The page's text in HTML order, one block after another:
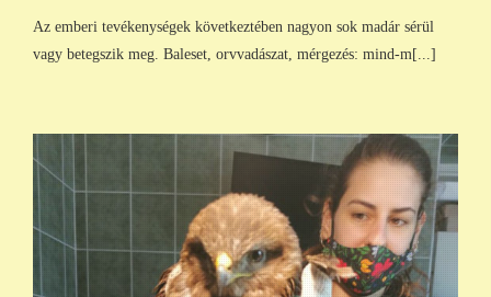
Az emberi tevékenységek következtében nagyon sok madár sérül
vagy betegszik meg. Baleset, orvvadászat, mérgezés: mind-m[...]